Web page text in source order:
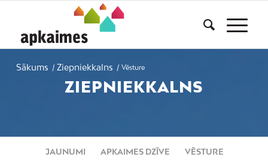
Sākums / Ziepniekkalns / Vēsture
ZIEPNIEKKALNS
JAUNUMI APKAIMES DZĪVE VĒSTURE